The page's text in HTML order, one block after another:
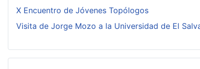
X Encuentro de Jóvenes Topólogos
Visita de Jorge Mozo a la Universidad de El